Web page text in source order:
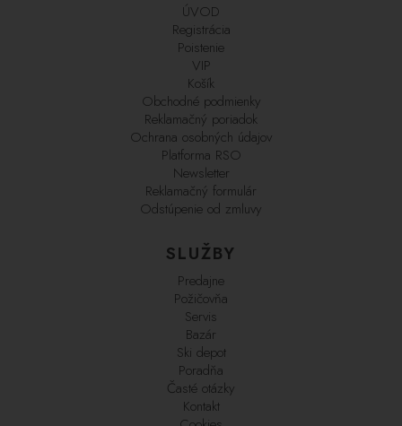
ÚVOD
Registrácia
Poistenie
VIP
Košík
Obchodné podmienky
Reklamačný poriadok
Ochrana osobných údajov
Platforma RSO
Newsletter
Reklamačný formulár
Odstúpenie od zmluvy
SLUŽBY
Predajne
Požičovňa
Servis
Bazár
Ski depot
Poradňa
Časté otázky
Kontakt